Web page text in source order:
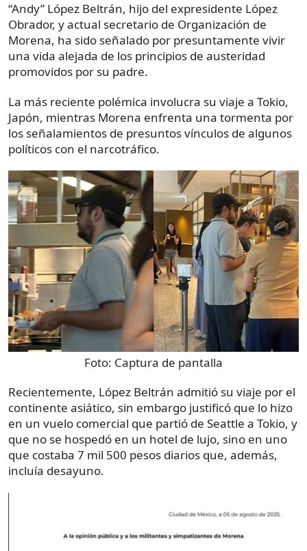
“Andy” López Beltrán, hijo del expresidente López
Obrador, y actual secretario de Organización de
Morena, ha sido señalado por presuntamente vivir
una vida alejada de los principios de austeridad
promovidos por su padre.
La más reciente polémica involucra su viaje a Tokio,
Japón, mientras Morena enfrenta una tormenta por
los señalamientos de presuntos vínculos de algunos
políticos con el narcotráfico.
Foto: Captura de pantalla
Recientemente, López Beltrán admitió su viaje por el
continente asiático, sin embargo justificó que lo hizo
en un vuelo comercial que partió de Seattle a Tokio, y
que no se hospedó en un hotel de lujo, sino en uno
que costaba 7 mil 500 pesos diarios que, además,
incluía desayuno.